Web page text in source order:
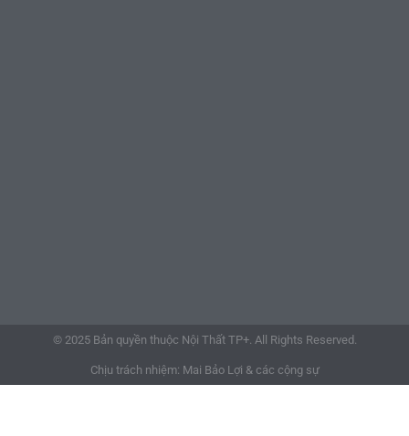
© 2025 Bản quyền thuộc Nội Thất TP+. All Rights Reserved.
Chịu trách nhiệm: Mai Bảo Lợi & các cộng sự